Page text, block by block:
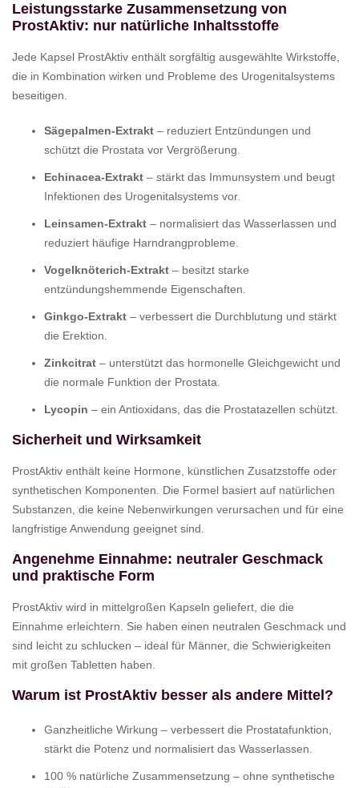
Leistungsstarke Zusammensetzung von
ProstAktiv: nur natürliche Inhaltsstoffe
Jede Kapsel ProstAktiv enthält sorgfältig ausgewählte Wirkstoffe,
die in Kombination wirken und Probleme des Urogenitalsystems
beseitigen.
Sägepalmen-Extrakt – reduziert Entzündungen und
schützt die Prostata vor Vergrößerung.
Echinacea-Extrakt – stärkt das Immunsystem und beugt
Infektionen des Urogenitalsystems vor.
Leinsamen-Extrakt – normalisiert das Wasserlassen und
reduziert häufige Harndrangprobleme.
Vogelknöterich-Extrakt – besitzt starke
entzündungshemmende Eigenschaften.
Ginkgo-Extrakt – verbessert die Durchblutung und stärkt
die Erektion.
Zinkcitrat – unterstützt das hormonelle Gleichgewicht und
die normale Funktion der Prostata.
Lycopin – ein Antioxidans, das die Prostatazellen schützt.
Sicherheit und Wirksamkeit
ProstAktiv enthält keine Hormone, künstlichen Zusatzstoffe oder
synthetischen Komponenten. Die Formel basiert auf natürlichen
Substanzen, die keine Nebenwirkungen verursachen und für eine
langfristige Anwendung geeignet sind.
Angenehme Einnahme: neutraler Geschmack
und praktische Form
ProstAktiv wird in mittelgroßen Kapseln geliefert, die die
Einnahme erleichtern. Sie haben einen neutralen Geschmack und
sind leicht zu schlucken – ideal für Männer, die Schwierigkeiten
mit großen Tabletten haben.
Warum ist ProstAktiv besser als andere Mittel?
Ganzheitliche Wirkung – verbessert die Prostatafunktion,
stärkt die Potenz und normalisiert das Wasserlassen.
100 % natürliche Zusammensetzung – ohne synthetische